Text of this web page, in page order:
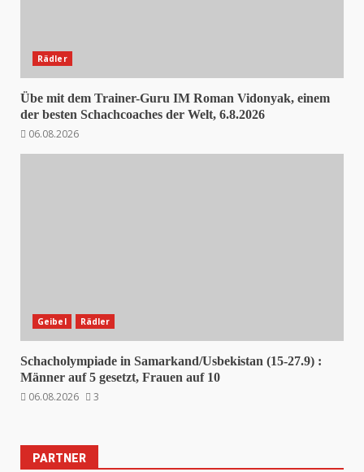
Rädler
Übe mit dem Trainer-Guru IM Roman Vidonyak, einem
der besten Schachcoaches der Welt, 6.8.2026
06.08.2026
Geibel Rädler
Schacholympiade in Samarkand/Usbekistan (15-27.9) :
Männer auf 5 gesetzt, Frauen auf 10
06.08.2026
3
PARTNER